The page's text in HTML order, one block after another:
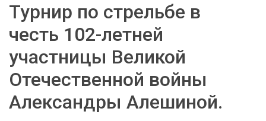
️Турнир по стрельбе в
честь 102-летней
участницы Великой
Отечественной войны
Александры Алешиной.